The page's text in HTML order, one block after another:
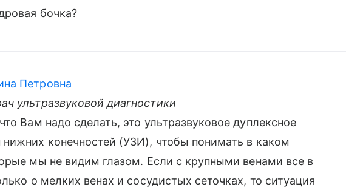
бочка?
Петровна
ультразвуковой диагностики
Вам надо сделать, это ультразвуковое дуплексное
нижних конечностей (УЗИ), чтобы понимать в каком
мы не видим глазом. Если с крупными венами все в
о мелких венах и сосудистых сеточках, то ситуация